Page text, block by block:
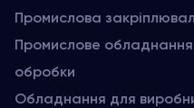
Промислова
Промислове
обробки
Обладнання для